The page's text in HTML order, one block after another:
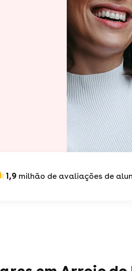
1,9 milhão de avaliações de